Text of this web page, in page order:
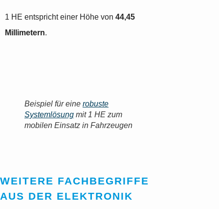
1 HE entspricht einer Höhe von 44,45
Millimetern.
Beispiel für eine robuste
Systemlösung mit 1 HE zum
mobilen Einsatz in Fahrzeugen
WEITERE FACHBEGRIFFE
AUS DER ELEKTRONIK